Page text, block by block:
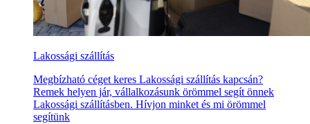
Lakossági szállítás
Megbízható céget keres Lakossági szállítás kapcsán?
Remek helyen jár, vállalkozásunk örömmel segít önnek
Lakossági szállításben. Hívjon minket és mi örömmel
segítünk